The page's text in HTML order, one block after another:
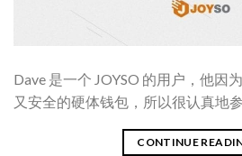
Dave 是一个 JOYSO 的用户，他因
又安全的硬体钱包，所以很认真地
CONTINUE